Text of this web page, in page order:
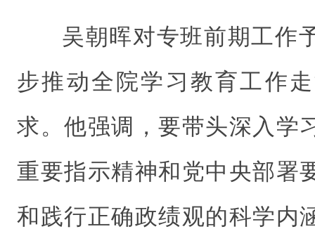
吴朝晖对专班前期工作
步推动全院学习教育工作
求。他强调，要带头深入学
重要指示精神和党中央部署
和践行正确政绩观的科学内